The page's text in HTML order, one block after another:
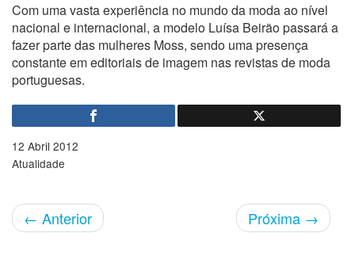
Com uma vasta experiência no mundo da moda ao nível
nacional e internacional, a modelo Luísa Beirão passará a
fazer parte das mulheres Moss, sendo uma presença
constante em editoriais de imagem nas revistas de moda
portuguesas.
12 Abril 2012
Atualidade
← Anterior Próxima →